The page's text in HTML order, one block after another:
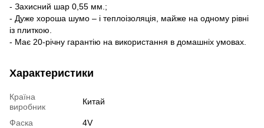
- Захисний шар 0,55 мм.;
- Дуже хороша шумо – і теплоізоляція, майже на одному рівні
із плиткою.
- Має 20-річну гарантію на використання в домашніх умовах.
Характеристики
Країна
виробник
Китай
Фаска
4V